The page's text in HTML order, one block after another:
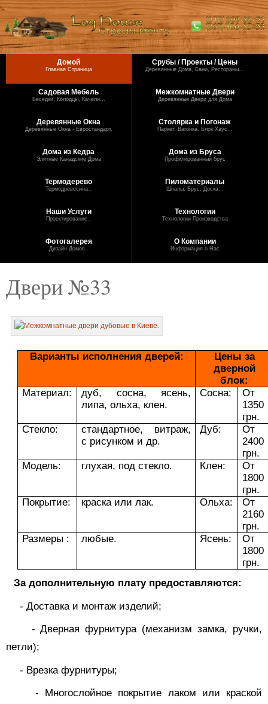
Домой
Главная Страница
Срубы / Проекты / Цены
Деревянные Дома, Бани, Рестораны...
Садовая Мебель
Беседки, Колодцы, Качели...
Межкомнатные Двери
Деревянные Двери для Дома
Деревянные Окна
Деревянные Окна - Евростандарт.
Столярка и Погонаж
Паркет, Вагонка, Блок Хаус...
Дома из Кедра
Элитные Канадские Дома
Дома из Бруса
Профилированный брус
Термодерево
Термодревесина..
Пиломатериалы
Шпалы, Брус, Доска...
Наши Услуги
Проектирование..
Технологии
Технологии Производства
Фотогалерея
Дизайн Домов..
О Компании
Информация о Нас
Двери №33
Варианты исполнения дверей:
Цены за
дверной
блок:
Материал:
дуб, сосна, ясень,
липа, ольха, клен.
Сосна:
От
1350
грн.
Стекло:
стандартное, витраж,
с рисунком и др.
Дуб:
От
2400
грн.
Модель:
глухая, под стекло. Клен:
От
1800
грн.
Покрытие:
краска или лак. Ольха:
От
2160
грн.
Размеры :
любые. Ясень:
От
1800
грн.
За дополнительную плату предоставляются:
- Доставка и монтаж изделий;
-Дверная фурнитура (механизм замка, ручки,
петли);
- Врезка фурнитуры;
- Многослойное покрытие лаком или краской